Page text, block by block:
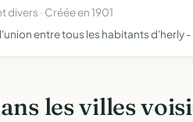
divers · Créée en 1901
entre tous les habitants d'herly
les villes